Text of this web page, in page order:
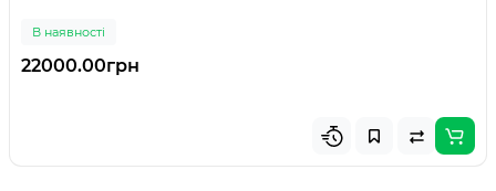
В наявності
22000.00грн